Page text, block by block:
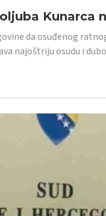
Kunarca
da osuđenog
najoštriju osudu i